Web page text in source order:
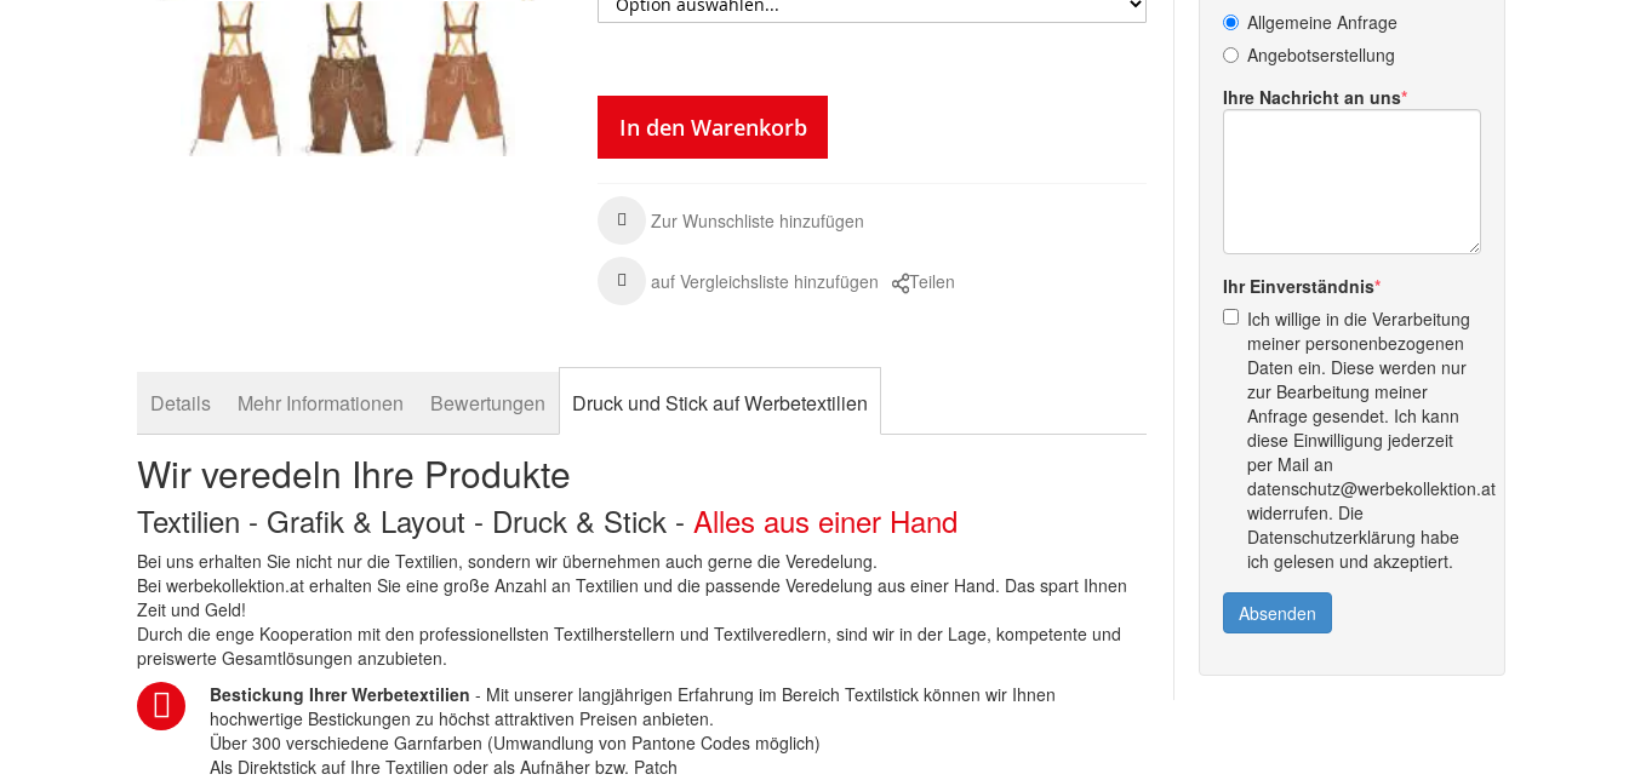
In den Warenkorb
Zur Wunschliste hinzufügen
auf Vergleichsliste hinzufügen Teilen
Allgemeine Anfrage
Angebotserstellung
Ihre Nachricht an uns
Ihr Einverständnis
Ich willige in die Verarbeitung
meiner personenbezogenen
Daten ein. Diese werden nur
zur Bearbeitung meiner
Anfrage gesendet. Ich kann
diese Einwilligung jederzeit
per Mail an
datenschutz@werbekollektion.at
widerrufen. Die
Datenschutzerklärung habe
ich gelesen und akzeptiert.
Absenden
Details Mehr Informationen Bewertungen Druck und Stick auf Werbetextilien
Wir veredeln Ihre Produkte
Textilien - Grafik & Layout - Druck & Stick -Alles aus einer Hand
Bei uns erhalten Sie nicht nur die Textilien, sondern wir übernehmen auch gerne die Veredelung.
Bei werbekollektion.at erhalten Sie eine große Anzahl an Textilien und die passende Veredelung aus einer Hand. Das spart Ihnen
Zeit und Geld!
Durch die enge Kooperation mit den professionellsten Textilherstellern und Textilveredlern, sind wir in der Lage, kompetente und
preiswerte Gesamtlösungen anzubieten.
Bestickung Ihrer Werbetextilien - Mit unserer langjährigen Erfahrung im Bereich Textilstick können wir Ihnen
hochwertige Bestickungen zu höchst attraktiven Preisen anbieten.
Über 300 verschiedene Garnfarben (Umwandlung von Pantone Codes möglich)
Als Direktstick auf Ihre Textilien oder als Aufnäher bzw. Patch